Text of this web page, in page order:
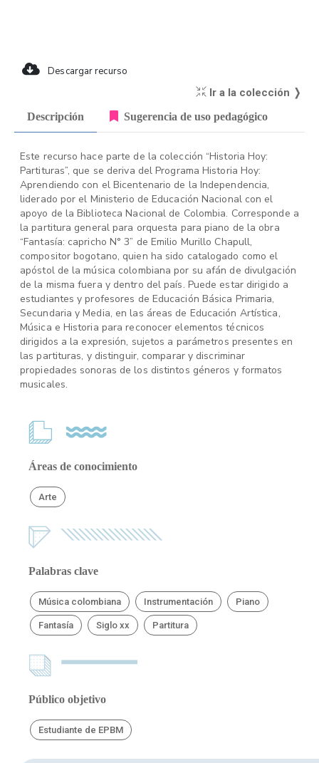
Descargar recurso
Ir a la colección ❭
Descripción Sugerencia de uso pedagógico
Este recurso hace parte de la colección “Historia Hoy:
Partituras”, que se deriva del Programa Historia Hoy:
Aprendiendo con el Bicentenario de la Independencia,
liderado por el Ministerio de Educación Nacional con el
apoyo de la Biblioteca Nacional de Colombia. Corresponde a
la partitura general para orquesta para piano de la obra
“Fantasía: capricho N° 3” de Emilio Murillo Chapull,
compositor bogotano, quien ha sido catalogado como el
apóstol de la música colombiana por su afán de divulgación
de la misma fuera y dentro del país. Puede estar dirigido a
estudiantes y profesores de Educación Básica Primaria,
Secundaria y Media, en las áreas de Educación Artística,
Música e Historia para reconocer elementos técnicos
dirigidos a la expresión, sujetos a parámetros presentes en
las partituras, y distinguir, comparar y discriminar
propiedades sonoras de los distintos géneros y formatos
musicales.
Áreas de conocimiento
Arte
Palabras clave
Música colombiana Instrumentación Piano
Fantasía Siglo xx Partitura
Público objetivo
Estudiante de EPBM